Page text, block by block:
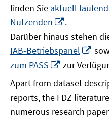
finden Sie aktuell
Nutzenden
neuem
Fenster
öffnen
.
Darüber hinaus stehen
IAB-Betriebspanel
In
zum PASS
In
Fenster
öffnen
zur
Apart from dataset
reports, the FDZ
numerous research